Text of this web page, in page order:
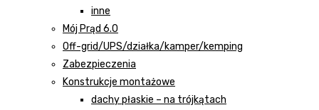
inne
Mój Prąd 6.0
Off-grid/UPS/działka/kamper/kemping
Zabezpieczenia
Konstrukcje montażowe
dachy płaskie – na trójkątach